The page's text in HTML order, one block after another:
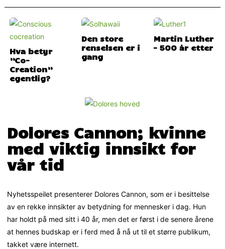
Hva betyr
”Co-
Creation”
egentlig?
Den store
renselsen er i
gang
Martin Luther
– 500 år etter
Dolores Cannon; kvinne
med viktig innsikt for
vår tid
Nyhetsspeilet presenterer Dolores Cannon, som er i besittelse
av en rekke innsikter av betydning for mennesker i dag. Hun
har holdt på med sitt i 40 år, men det er først i de senere årene
at hennes budskap er i ferd med å nå ut til et større publikum,
takket være internett.